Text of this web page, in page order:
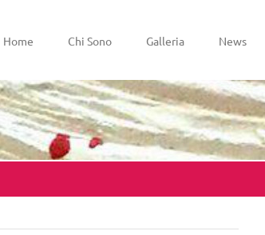
Home Chi Sono Galleria News